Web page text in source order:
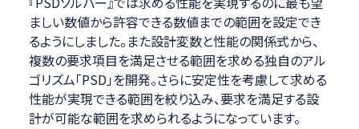
ましい数値から許容できる数値までの範囲を設定でき
るようにしました。また設計変数と性能の関係式から、
複数の要求項目を満足させる範囲を求める独自のアル
ゴリズム「PSD」を開発。さらに安定性を考慮して求める
性能が実現できる範囲を絞り込み、要求を満足する設
計が可能な範囲を求められるようになっています。